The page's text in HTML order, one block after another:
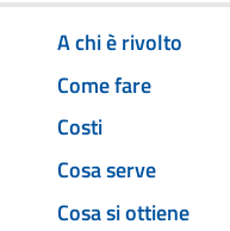
A chi è rivolto
Come fare
Costi
Cosa serve
Cosa si ottiene